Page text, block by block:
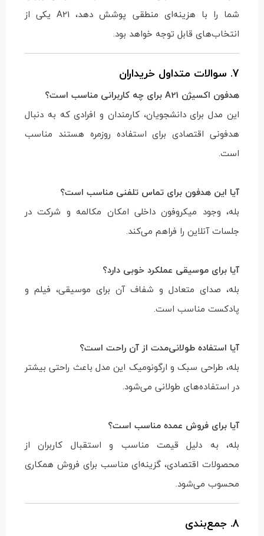
شما را با هزینه‌ای منطقی پوشش دهد، A21 یکی از
انتخاب‌های قابل توجه خواهد بود.
7. سوالات متداول خریداران
هدفون اکسیژن A21 برای چه کاربرانی مناسب است؟
این مدل برای دانشجویان، کارمندان و افرادی که به دنبال
هدفونی اقتصادی برای استفاده روزمره هستند مناسب
است.
آیا این هدفون برای تماس تلفنی مناسب است؟
بله، وجود میکروفون داخلی امکان مکالمه و شرکت در
جلسات آنلاین را فراهم می‌کند.
آیا برای موسیقی عملکرد خوبی دارد؟
بله، صدای متعادل و شفاف آن برای موسیقی، فیلم و
پادکست مناسب است.
آیا استفاده طولانی‌مدت از آن راحت است؟
بله، طراحی سبک و ارگونومیک این مدل باعث راحتی بیشتر
در استفاده‌های طولانی می‌شود.
آیا برای فروش عمده مناسب است؟
بله، به دلیل قیمت مناسب و استقبال کاربران از
محصولات اقتصادی، گزینه‌ای مناسب برای فروش همکاری
محسوب می‌شود.
8. جمع‌بندی